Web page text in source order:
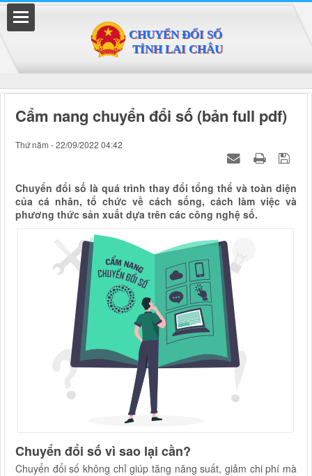
Cẩm nang chuyển đổi số (bản full pdf)
Thứ năm - 22/09/2022 04:42
Chuyển đổi số là quá trình thay đổi tổng thể và toàn diện
của cá nhân, tổ chức về cách sống, cách làm việc và
phương thức sản xuất dựa trên các công nghệ số.
Chuyển đổi số vì sao lại cần?
Chuyển đổi số không chỉ giúp tăng năng suất, giảm chi phí mà
Đã kết nối EMC